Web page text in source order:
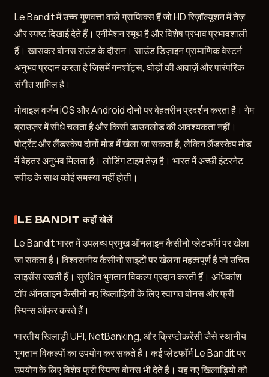
Le Bandit में उच्च गुणवत्ता वाले ग्राफिक्स हैं जो HD रिज़ॉल्यूशन में तेज़
और स्पष्ट दिखाई देते हैं। एनीमेशन स्मूथ है और विशेष प्रभाव प्रभावशाली
हैं। खासकर बोनस राउंड के दौरान। साउंड डिज़ाइन प्रामाणिक वेस्टर्न
अनुभव प्रदान करता है जिसमें गनशॉट्स, घोड़ों की आवाज़ें और पारंपरिक
संगीत शामिल है।
मोबाइल वर्जन iOS और Android दोनों पर बेहतरीन प्रदर्शन करता है। गेम
ब्राउज़र में सीधे चलता है और किसी डाउनलोड की आवश्यकता नहीं।
पोर्ट्रेट और लैंडस्केप दोनों मोड में खेला जा सकता है, लेकिन लैंडस्केप मोड
में बेहतर अनुभव मिलता है। लोडिंग टाइम तेज़ है। भारत में अच्छी इंटरनेट
स्पीड के साथ कोई समस्या नहीं होती।
LE BANDIT कहाँ खेलें
Le Bandit भारत में उपलब्ध प्रमुख ऑनलाइन कैसीनो प्लेटफॉर्म पर खेला
जा सकता है। विश्वसनीय कैसीनो साइटों पर खेलना महत्वपूर्ण है जो उचित
लाइसेंस रखती हैं। सुरक्षित भुगतान विकल्प प्रदान करती हैं। अधिकांश
टॉप ऑनलाइन कैसीनो नए खिलाड़ियों के लिए स्वागत बोनस और फ्री
स्पिन्स ऑफर करते हैं।
भारतीय खिलाड़ी UPI, NetBanking, और क्रिप्टोकरेंसी जैसे स्थानीय
भुगतान विकल्पों का उपयोग कर सकते हैं। कई प्लेटफॉर्म Le Bandit पर
उपयोग के लिए विशेष फ्री स्पिन्स बोनस भी देते हैं। यह नए खिलाड़ियों को